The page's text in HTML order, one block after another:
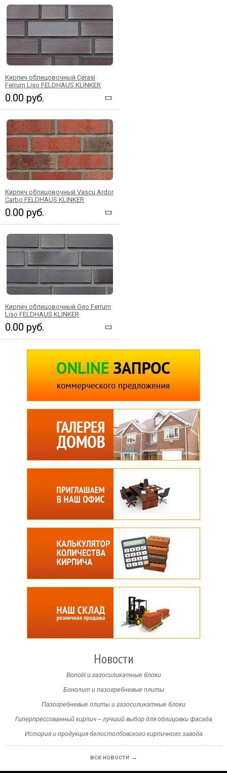
Кирпич облицовочный Cerasi
Ferrum Liso FELDHAUS KLINKER
0.00 руб.
Кирпич облицовочный Vascu Ardor
Carbo FELDHAUS KLINKER
0.00 руб.
Кирпич облицовочный Geo Ferrum
Liso FELDHAUS KLINKER
0.00 руб.
Новости
Bonolit и газосиликатные блоки
Бонолит и пазогребневые плиты
Пазогребневые плиты и газосиликатные блоки
Гиперпрессованный кирпич – лучший выбор для облицовки фасада
История и продукция белостолбовского кирпичного завода
все новости →